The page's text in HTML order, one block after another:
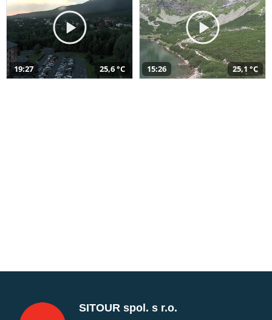
19:27 25,6 °C 15:26 25,1 °C
SITOUR spol. s r.o.